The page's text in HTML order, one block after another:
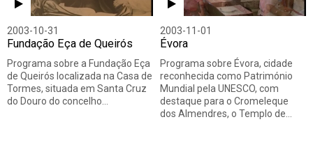
2003-10-31
Fundação Eça de Queirós
Programa sobre a Fundação Eça
de Queirós localizada na Casa de
Tormes, situada em Santa Cruz
do Douro do concelho…
2003-11-01
Évora
Programa sobre Évora, cidade
reconhecida como Património
Mundial pela UNESCO, com
destaque para o Cromeleque
dos Almendres, o Templo de…